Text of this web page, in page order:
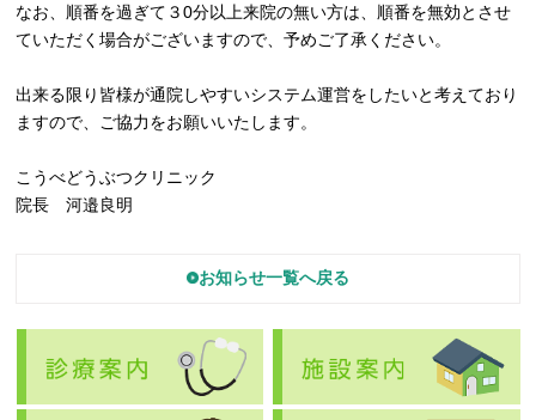
なお、順番を過ぎて３0分以上来院の無い方は、順番を無効とさせ
ていただく場合がございますので、予めご了承ください。
出来る限り皆様が通院しやすいシステム運営をしたいと考えており
ますので、ご協力をお願いいたします。
こうべどうぶつクリニック
院長 河邉良明
お知らせ一覧へ戻る